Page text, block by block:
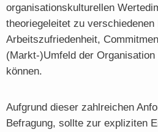
organisationskulturellen
theoriegeleitet zu
Arbeitszufriedenheit,
(Markt-)Umfeld der
können.
Aufgrund dieser zahlreichen
Befragung, sollte zur expliziten